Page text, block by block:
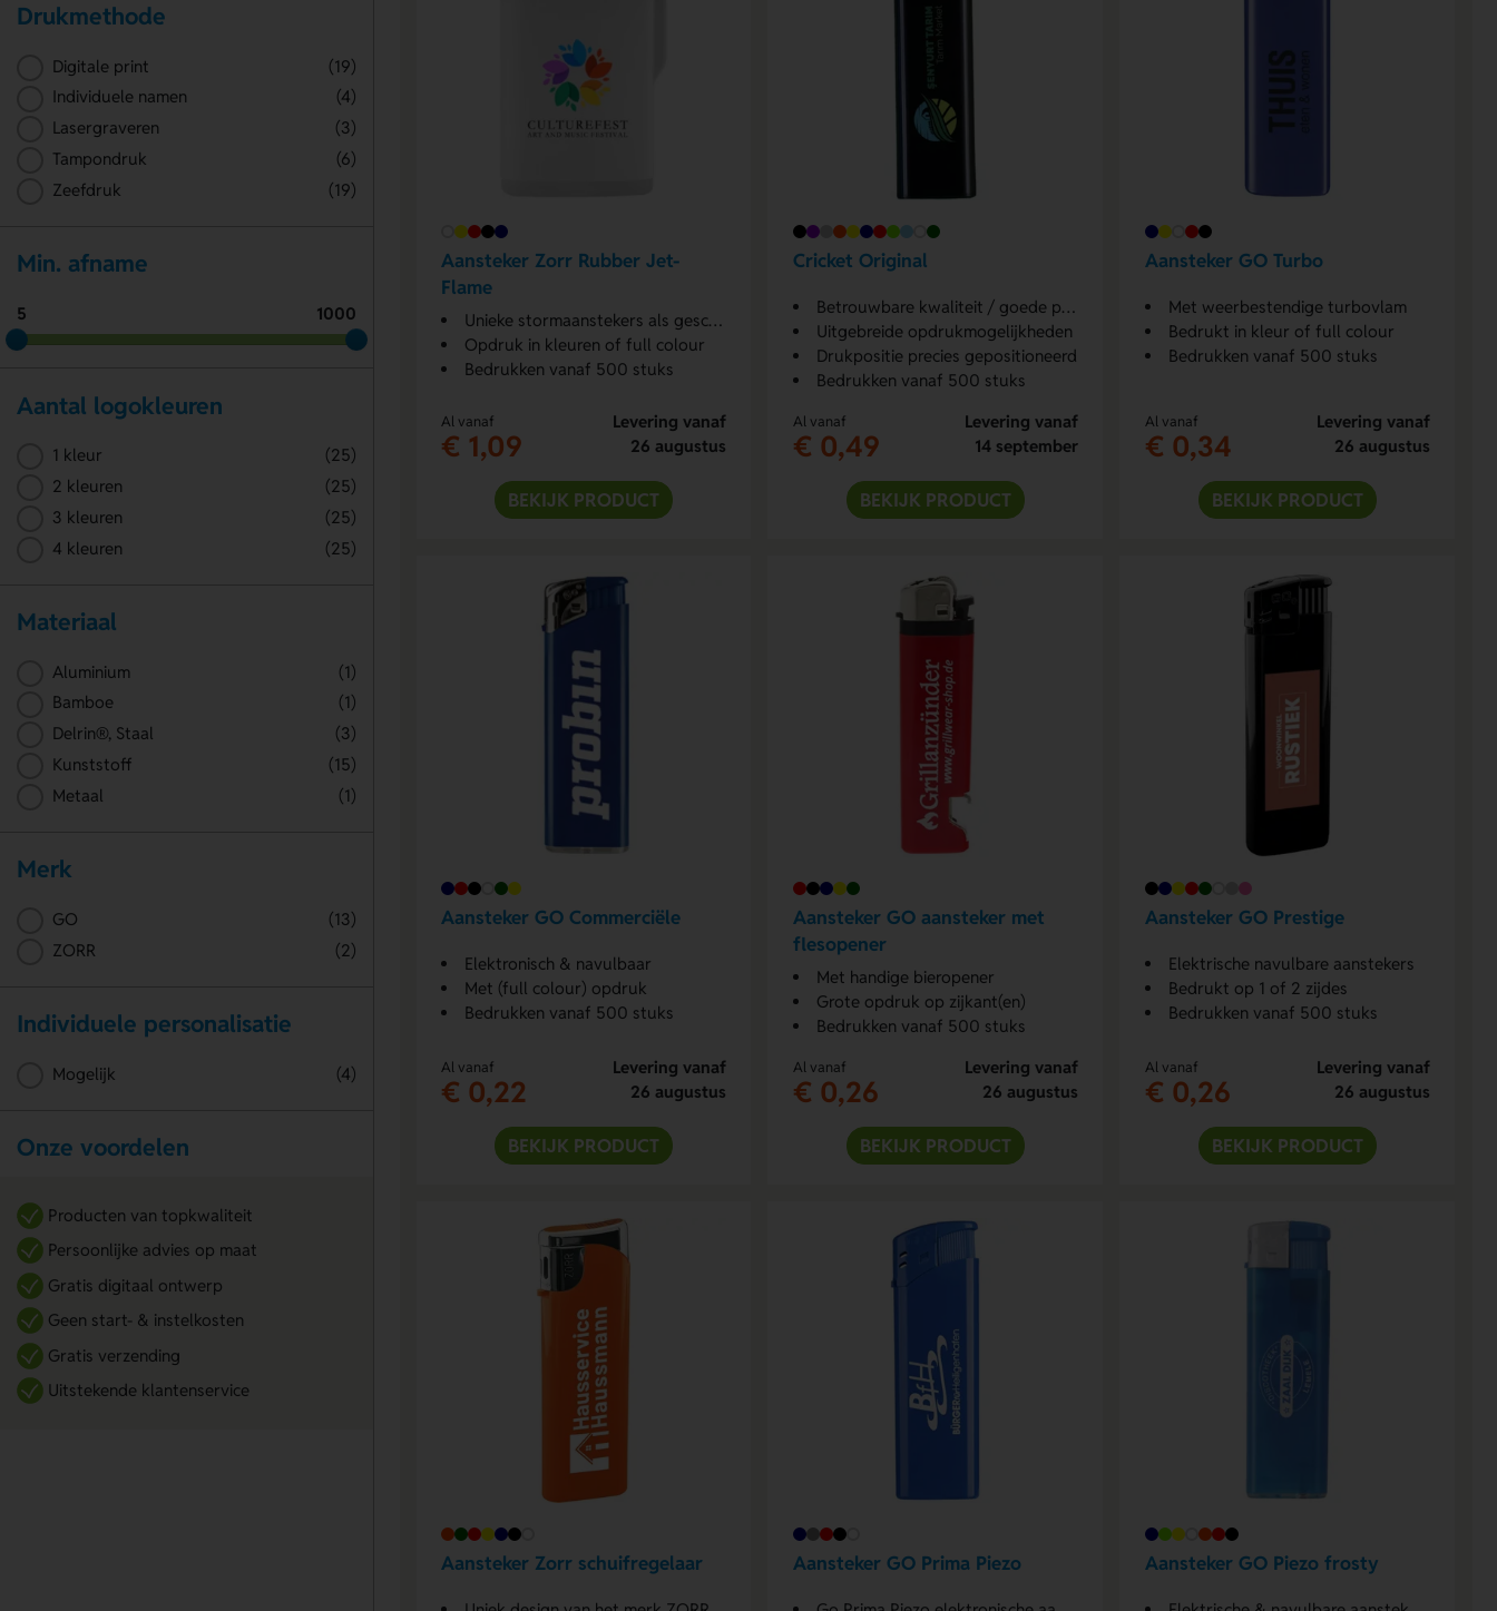
Aansteker Zorr Rubber Jet-
Flame
Unieke stormaanstekers als geschenk
Opdruk in kleuren of full colour
Bedrukken vanaf 500 stuks
Al vanaf
€ 1,09
Levering vanaf
26 augustus
BEKIJK PRODUCT
Cricket Original
Betrouwbare kwaliteit / goede prijs
Uitgebreide opdrukmogelijkheden
Drukpositie precies gepositioneerd
Bedrukken vanaf 500 stuks
Al vanaf
€ 0,49
Levering vanaf
14 september
BEKIJK PRODUCT
Aansteker GO Turbo
Met weerbestendige turbovlam
Bedrukt in kleur of full colour
Bedrukken vanaf 500 stuks
Al vanaf
€ 0,34
Levering vanaf
26 augustus
BEKIJK PRODUCT
Aansteker GO Commerciële
Elektronisch & navulbaar
Met (full colour) opdruk
Bedrukken vanaf 500 stuks
Al vanaf
€ 0,22
Levering vanaf
26 augustus
BEKIJK PRODUCT
Aansteker GO aansteker met
flesopener
Met handige bieropener
Grote opdruk op zijkant(en)
Bedrukken vanaf 500 stuks
Al vanaf
€ 0,26
Levering vanaf
26 augustus
BEKIJK PRODUCT
Aansteker GO Prestige
Elektrische navulbare aanstekers
Bedrukt op 1 of 2 zijdes
Bedrukken vanaf 500 stuks
Al vanaf
€ 0,26
Levering vanaf
26 augustus
BEKIJK PRODUCT
Aansteker Zorr schuifregelaar Aansteker GO Prima Piezo Aansteker GO Piezo frosty
Drukmethode
Digitale print
(19)
Individuele namen
(4)
Lasergraveren
(3)
Tampondruk
(6)
Zeefdruk
(19)
Min. afname
5 1000
Aantal logokleuren
1 kleur
(25)
2 kleuren
(25)
3 kleuren
(25)
4 kleuren
(25)
Materiaal
Aluminium
(1)
Bamboe
(1)
Delrin®, Staal
(3)
Kunststoff
(15)
Metaal
(1)
Merk
GO
(13)
ZORR
(2)
Individuele personalisatie
Mogelijk (4)
Onze voordelen
Producten van topkwaliteit
Persoonlijke advies op maat
Gratis digitaal ontwerp
Geen start- & instelkosten
Gratis verzending
Uitstekende klantenservice